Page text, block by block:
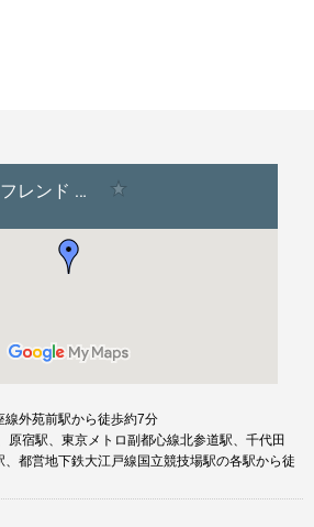
線外苑前駅から徒歩約7分
原宿駅、東京メトロ副都心線北参道駅、千代田
、都営地下鉄大江戸線国立競技場駅の各駅から徒